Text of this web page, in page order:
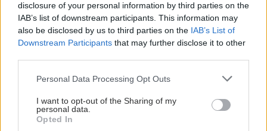
disclosure of your personal information by third parties on the
IAB’s list of downstream participants. This information may
also be disclosed by us to third parties on the IAB’s List of
Downstream Participants that may further disclose it to other
Please note that this website/app uses one or more Google
not limited to your visit or usage behaviour. You may click to
grant or deny consent to Google and its third-party tags to
use your data for below specified purposes in below Google
Personal Data Processing Opt Outs
I want to opt-out of the Sharing of my
personal data.
Opted In